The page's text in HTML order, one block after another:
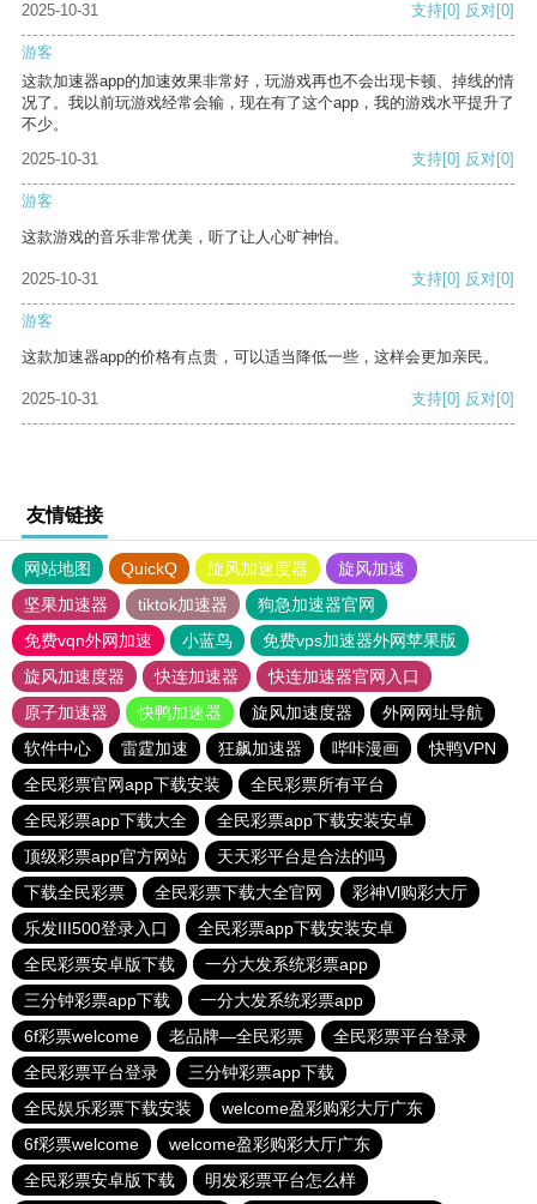
2025-10-31
支持[0] 反对[0]
游客
这款加速器app的加速效果非常好，玩游戏再也不会出现卡顿、掉线的情
况了。我以前玩游戏经常会输，现在有了这个app，我的游戏水平提升了
不少。
2025-10-31
支持[0] 反对[0]
游客
这款游戏的音乐非常优美，听了让人心旷神怡。
2025-10-31 支持[0] 反对[0]
游客
这款加速器app的价格有点贵，可以适当降低一些，这样会更加亲民。
2025-10-31 支持[0] 反对[0]
友情链接
网站地图 QuickQ 旋风加速度器
旋风加速
坚果加速器
tiktok加速器
狗急加速器官网
免费vqn外网加速
小蓝鸟
免费vps加速器外网苹果版
旋风加速度器
快连加速器
快连加速器官网入口
原子加速器
快鸭加速器 旋风加速度器
外网网址导航
软件中心
雷霆加速 狂飙加速器 哔咔漫画
快鸭VPN
全民彩票官网app下载安装
全民彩票所有平台
全民彩票app下载大全
全民彩票app下载安装安卓
顶级彩票app官方网站
天天彩平台是合法的吗
下载全民彩票
全民彩票下载大全官网
彩神Vl购彩大厅
乐发III500登录入口
全民彩票app下载安装安卓
全民彩票安卓版下载
一分大发系统彩票app
三分钟彩票app下载
一分大发系统彩票app
6f彩票welcome
老品牌—全民彩票
全民彩票平台登录
全民彩票平台登录
三分钟彩票app下载
全民娱乐彩票下载安装
welcome盈彩购彩大厅广东
6f彩票welcome
welcome盈彩购彩大厅广东
全民彩票安卓版下载
明发彩票平台怎么样